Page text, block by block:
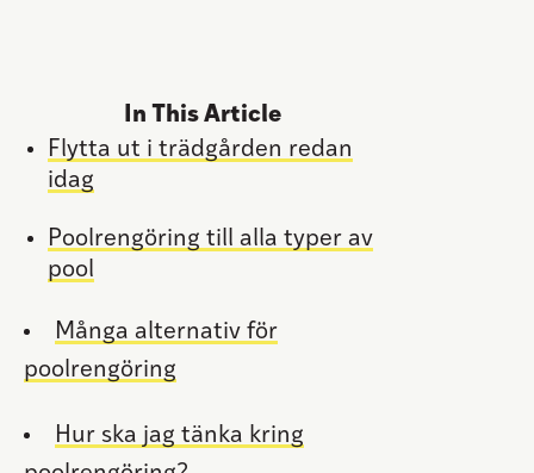
In This Article
Flytta ut i trädgården redan
idag
Poolrengöring till alla typer av
pool
Många alternativ för
poolrengöring
Hur ska jag tänka kring